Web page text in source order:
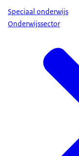
Speciaal onderwijs
Onderwijssector